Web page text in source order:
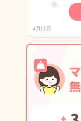
4月11日